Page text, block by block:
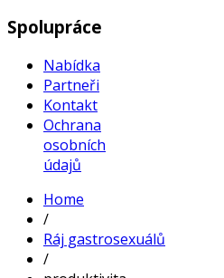
Spolupráce
Nabídka
Partneři
Kontakt
Ochrana
osobních
údajů
Home
/
Ráj gastrosexuálů
/